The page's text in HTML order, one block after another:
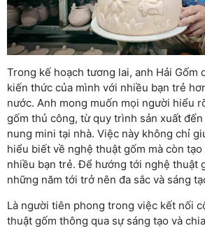
Trong kế hoạch tương lai, anh Hải Gốm
kiến thức của mình với nhiều bạn trẻ
nước. Anh mong muốn mọi người hiểu
gốm thủ công, từ quy trình sản xuất
nung mini tại nhà. Việc này không chỉ
hiểu biết về nghệ thuật gốm mà còn
nhiều bạn trẻ. Để hướng tới nghệ thuật
những năm tới trở nên đa sắc và sáng
Là người tiên phong trong việc kết nối
thuật gốm thông qua sự sáng tạo và